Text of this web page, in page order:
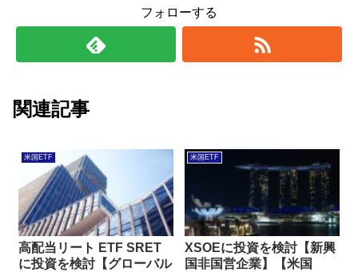
フォローする
関連記事
米国ETF
高配当リート ETF SRET
に投資を検討【グローバル
米国ETF
XSOEに投資を検討【新興
国非国営企業】【米国